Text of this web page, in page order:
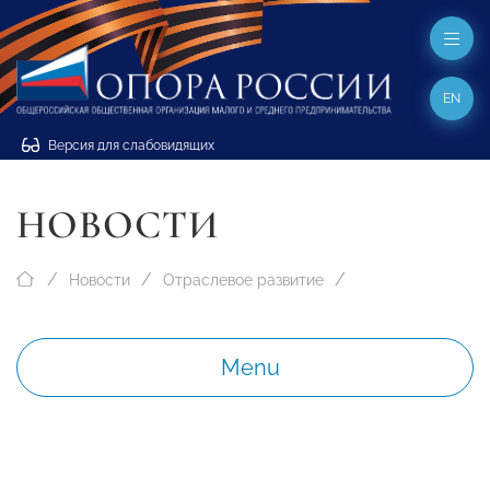
Версия для слабовидящих
EN
НОВОСТИ
Новости Отраслевое развитие
Menu